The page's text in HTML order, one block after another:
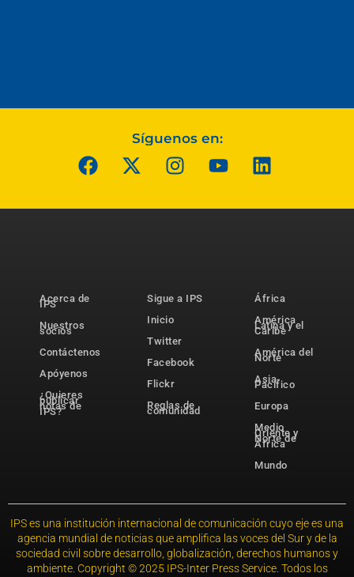
Síguenos en:
Acerca de
IPS
Nuestros
socios
Contáctenos
Apóyenos
¿Quieres
publicar
notas de
IPS?
Sigue a IPS
Inicio
Twitter
Facebook
Flickr
Reglas de
comunidad
África
América
Latina y el
Caribe
América del
Norte
Asia-
Pacífico
Europa
Medio
Oriente y
Norte de
África
Mundo
IPS es una institución internacional de comunicación cuyo eje es una
agencia mundial de noticias que amplifica las voces del Sur y de la
sociedad civil sobre desarrollo, globalización, derechos humanos y
ambiente. Copyright © 2025 IPS-Inter Press Service. Todos los